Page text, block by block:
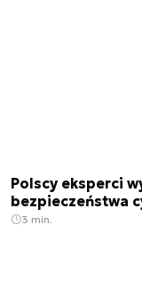
Polscy eksperci
bezpieczeństwa
3 min.